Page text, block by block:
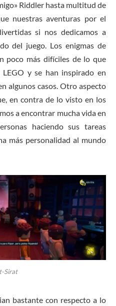
Riddler hasta multitud de
nuestras aventuras por el
si nos dedicamos a
del juego. Los enigmas de
poco más difíciles de lo que
y se han inspirado en
algunos casos. Otro aspecto
en contra de lo visto en los
a encontrar mucha vida en
haciendo sus tareas
más personalidad al mundo
Sirat
bastante con respecto a lo